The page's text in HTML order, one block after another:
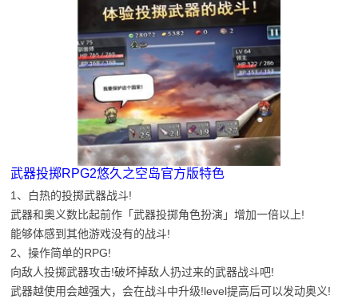
武器投掷RPG2悠久之空岛官方版特色
1、白热的投掷武器战斗!
武器和奥义数比起前作「武器投掷角色扮演」增加一倍以上!
能够体感到其他游戏没有的战斗!
2、操作简单的RPG!
向敌人投掷武器攻击!破坏掉敌人扔过来的武器战斗吧!
武器越使用会越强大，会在战斗中升级!level提高后可以发动奥义!